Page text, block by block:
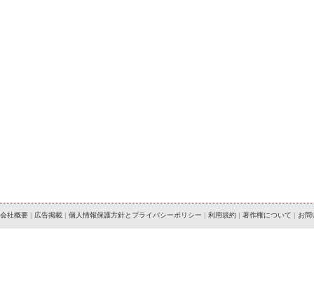
会社概要 | 広告掲載 | 個人情報保護方針とプライバシーポリシー | 利用規約 | 著作権について | お問